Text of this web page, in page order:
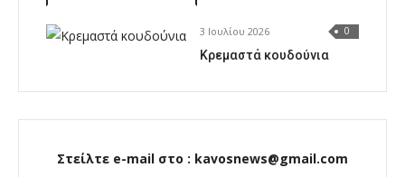
3 Ιουλίου 2026 0
Κρεμαστά κουδούνια
Στείλτε e-mail στο : kavosnews@gmail.com